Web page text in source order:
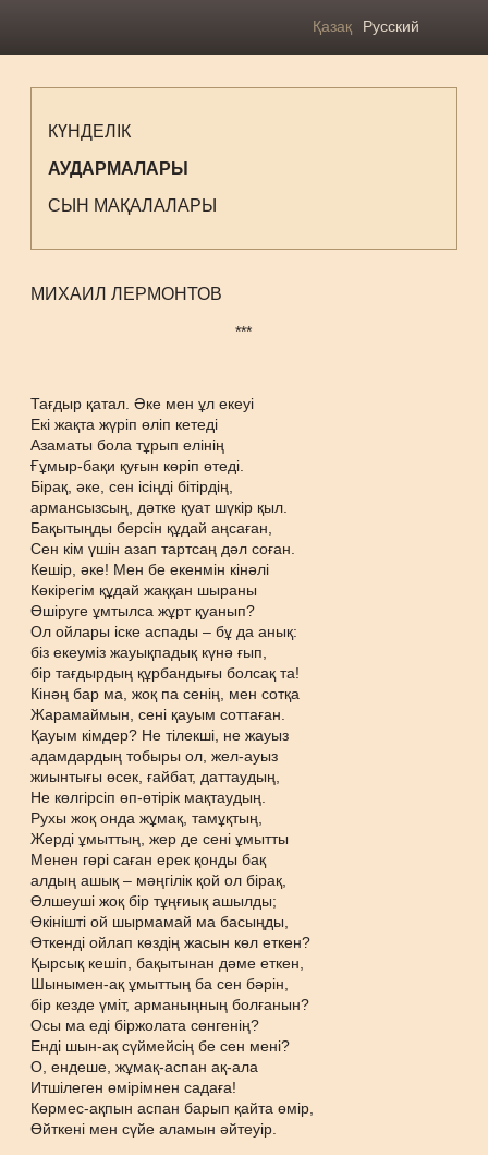
Қазақ Русский
КҮНДЕЛІК
АУДАРМАЛАРЫ
СЫН МАҚАЛАЛАРЫ
МИХАИЛ ЛЕРМОНТОВ
***
Тағдыр қатал. Әке мен ұл екеуі
Екі жақта жүріп өліп кетеді
Азаматы бола тұрып елінің
Ғұмыр-бақи қуғын көріп өтеді.
Бірақ, әке, сен ісіңді бітірдің,
армансызсың, дәтке қуат шүкір қыл.
Бақытыңды берсін құдай аңсаған,
Сен кім үшін азап тартсаң дәл соған.
Кешір, әке! Мен бе екенмін кінәлі
Көкірегім құдай жаққан шыраны
Өшіруге ұмтылса жұрт қуанып?
Ол ойлары іске аспады – бұ да анық:
біз екеуміз жауықпадық күнә ғып,
бір тағдырдың құрбандығы болсақ та!
Кінәң бар ма, жоқ па сенің, мен сотқа
Жарамаймын, сені қауым соттаған.
Қауым кімдер? Не тілекші, не жауыз
адамдардың тобыры ол, жел-ауыз
жиынтығы өсек, ғайбат, даттаудың,
Не көлгірсіп өп-өтірік мақтаудың.
Рухы жоқ онда жұмақ, тамұқтың,
Жерді ұмыттың, жер де сені ұмытты
Менен гөрі саған ерек қонды бақ
алдың ашық – мәңгілік қой ол бірақ,
Өлшеуші жоқ бір тұңғиық ашылды;
Өкінішті ой шырмамай ма басыңды,
Өткенді ойлап көздің жасын көл еткен?
Қырсық кешіп, бақытынан дәме еткен,
Шынымен-ақ ұмыттың ба сен бәрін,
бір кезде үміт, арманыңның болғанын?
Осы ма еді біржолата сөнгенің?
Енді шын-ақ сүймейсің бе сен мені?
О, ендеше, жұмақ-аспан ақ-ала
Итшілеген өмірімнен садаға!
Көрмес-ақпын аспан барып қайта өмір,
Өйткені мен сүйе аламын әйтеуір.